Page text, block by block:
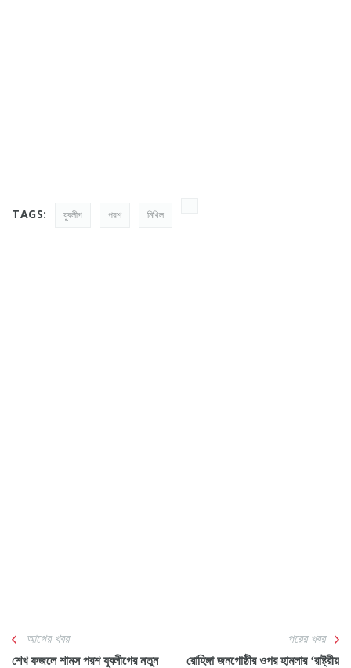
TAGS: যুবলীগ পরশ নিখিল
আগের খবর
শেখ ফজলে শামস পরশ যুবলীগের নতুন
পরের খবর
রোহিঙ্গা জনগোষ্ঠীর ওপর হামলার ‘রাষ্ট্রীয়